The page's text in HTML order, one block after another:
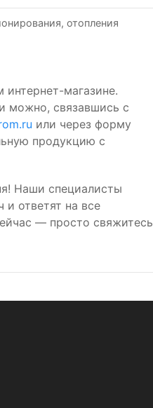
отопления
магазине.
можно, связавшись с
или через форму
продукцию с
Наши специалисты
и ответят на все
— просто свяжитесь